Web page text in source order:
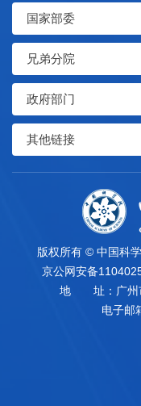
国家部委
兄弟分院
政府部门
其他链接
版权所有 © 中国科
京公网安备
地 址：广州
电子邮